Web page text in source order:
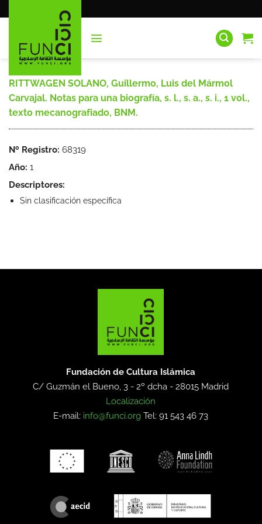
al
RITTWAGEN SOLANO, Guillermo, Luis del Mármol
Carvajal. Notas para una biografía, s. l., s. a., s. i., 1 vol.,
texto mecanografiado, BNM.
Nº Registro: 68319
Año: 1
Descriptores:
Sin clasificación específica
Fundación de Cultura Islámica
C/ Guzmán el Bueno, 3 - 2º dcha -28015 Madrid
Localización
E-mail: info@funci.org Tel: 91 543 46 73